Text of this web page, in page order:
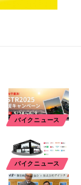
バイクニュース
バイクニュース